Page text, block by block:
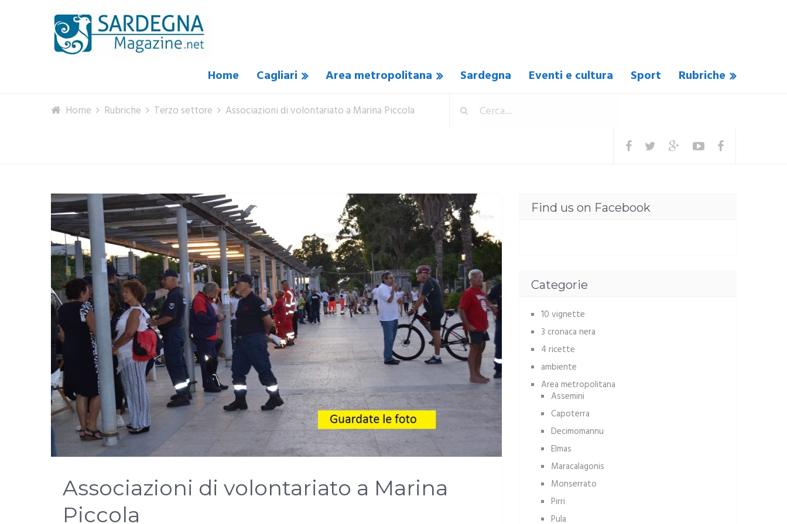
Home Cagliari Area metropolitana Sardegna Eventi e cultura Sport Rubriche
Home Rubriche Terzo settore Associazioni di volontariato a Marina Piccola
Associazioni di volontariato a Marina
Piccola
Find us on Facebook
Categorie
10 vignette
3 cronaca nera
4 ricette
ambiente
Area metropolitana
Assemini
Capoterra
Decimomannu
Elmas
Maracalagonis
Monserrato
Pirri
Pula